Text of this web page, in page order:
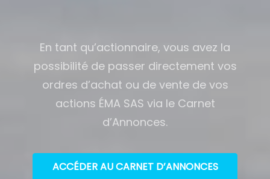
En tant qu’actionnaire, vous avez la
possibilité de passer directement vos
ordres d’achat ou de vente de vos
actions ÉMA SAS via le Carnet
d’Annonces.
ACCÉDER AU CARNET D’ANNONCES